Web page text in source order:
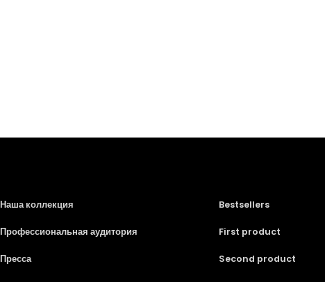
Наша коллекция
Профессиональная аудитория
Пресса
Bestsellers
First product
Second product